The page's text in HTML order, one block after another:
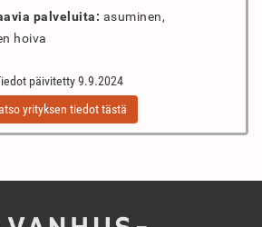
palveluita: asuminen,
hoiva
päivitetty 9.9.2024
yrityksen tiedot tästä